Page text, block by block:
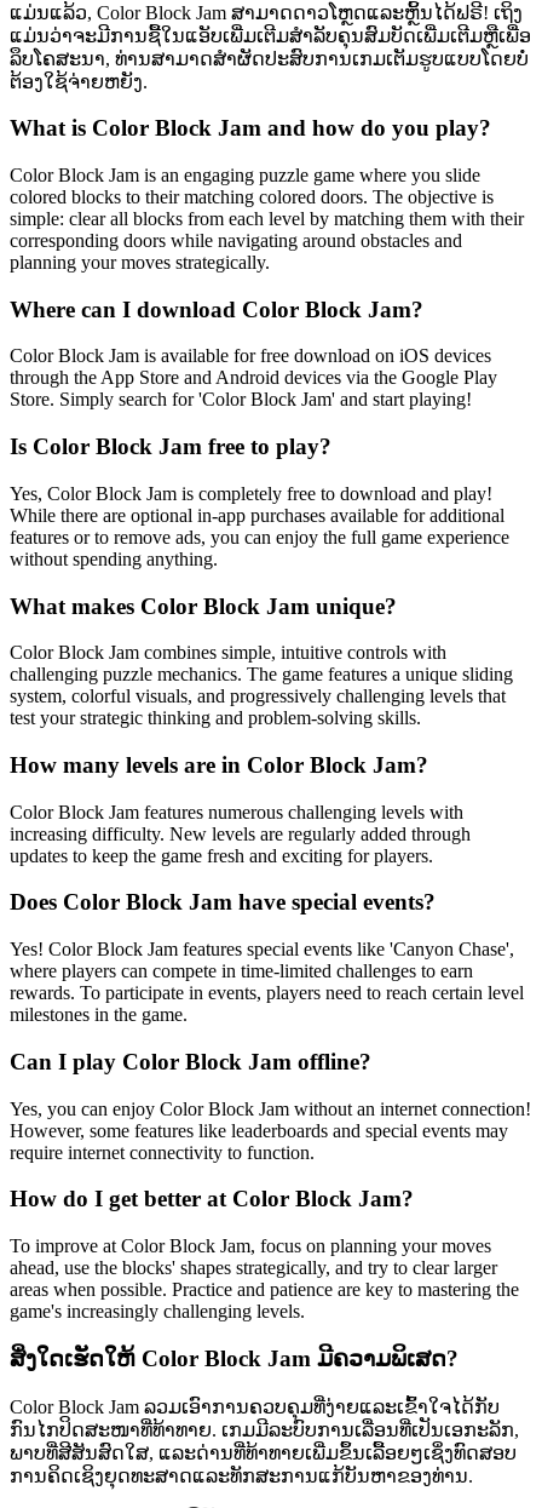
ແມ່ນແລ້ວ, Color Block Jam ສາມາດດາວໂຫຼດແລະຫຼິ້ນໄດ້ຟຣີ! ເຖິງ
ແມ່ນວ່າຈະມີການຊື້ໃນແອັບເພີ່ມເຕີມສຳລັບຄຸນສົມບັດເພີ່ມເຕີມຫຼືເພື່ອ
ລຶບໂຄສະນາ, ທ່ານສາມາດສຳຜັດປະສົບການເກມເຕັມຮູບແບບໂດຍບໍ່
ຕ້ອງໃຊ້ຈ່າຍຫຍັງ.
What is Color Block Jam and how do you play?
Color Block Jam is an engaging puzzle game where you slide
colored blocks to their matching colored doors. The objective is
simple: clear all blocks from each level by matching them with their
corresponding doors while navigating around obstacles and
planning your moves strategically.
Where can I download Color Block Jam?
Color Block Jam is available for free download on iOS devices
through the App Store and Android devices via the Google Play
Store. Simply search for 'Color Block Jam' and start playing!
Is Color Block Jam free to play?
Yes, Color Block Jam is completely free to download and play!
While there are optional in-app purchases available for additional
features or to remove ads, you can enjoy the full game experience
without spending anything.
What makes Color Block Jam unique?
Color Block Jam combines simple, intuitive controls with
challenging puzzle mechanics. The game features a unique sliding
system, colorful visuals, and progressively challenging levels that
test your strategic thinking and problem-solving skills.
How many levels are in Color Block Jam?
Color Block Jam features numerous challenging levels with
increasing difficulty. New levels are regularly added through
updates to keep the game fresh and exciting for players.
Does Color Block Jam have special events?
Yes! Color Block Jam features special events like 'Canyon Chase',
where players can compete in time-limited challenges to earn
rewards. To participate in events, players need to reach certain level
milestones in the game.
Can I play Color Block Jam offline?
Yes, you can enjoy Color Block Jam without an internet connection!
However, some features like leaderboards and special events may
require internet connectivity to function.
How do I get better at Color Block Jam?
To improve at Color Block Jam, focus on planning your moves
ahead, use the blocks' shapes strategically, and try to clear larger
areas when possible. Practice and patience are key to mastering the
game's increasingly challenging levels.
ສິ່ງໃດເຮັດໃຫ້ Color Block Jam ມີຄວາມພິເສດ?
Color Block Jam ລວມເອົາການຄວບຄຸມທີ່ງ່າຍແລະເຂົ້າໃຈໄດ້ກັບ
ກົນໄກປິດສະໜາທີ່ທ້າທາຍ. ເກມມີລະບົບການເລື່ອນທີ່ເປັນເອກະລັກ,
ພາບທີ່ສີສັນສົດໃສ, ແລະດ່ານທີ່ທ້າທາຍເພີ່ມຂຶ້ນເລື້ອຍໆເຊິ່ງທົດສອບ
ການຄິດເຊິງຍຸດທະສາດແລະທັກສະການແກ້ບັນຫາຂອງທ່ານ.